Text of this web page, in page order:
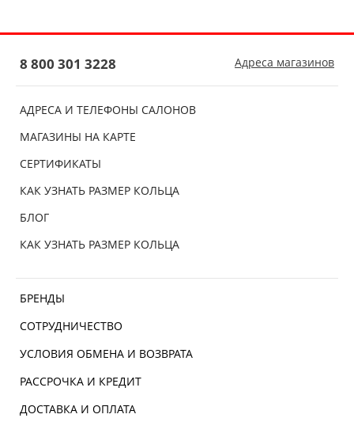
АДРЕСА И ТЕЛЕФОНЫ САЛОНОВ
МАГАЗИНЫ НА КАРТЕ
СЕРТИФИКАТЫ
КАК УЗНАТЬ РАЗМЕР КОЛЬЦА
БЛОГ
КАК УЗНАТЬ РАЗМЕР КОЛЬЦА
БРЕНДЫ
СОТРУДНИЧЕСТВО
УСЛОВИЯ ОБМЕНА И ВОЗВРАТА
РАССРОЧКА И КРЕДИТ
ДОСТАВКА И ОПЛАТА
8 800 301 3228 Адреса магазинов